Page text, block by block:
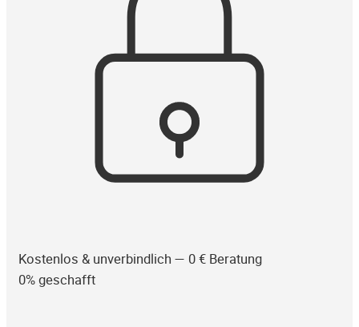
Kostenlos & unverbindlich — 0 € Beratung
0% geschafft